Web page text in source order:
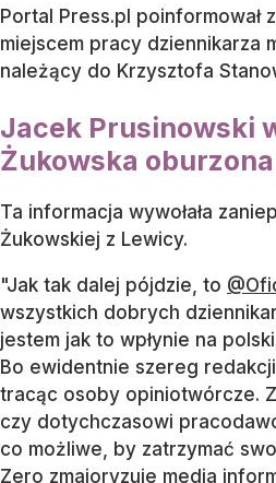
Portal Press.pl poinformował
miejscem pracy dziennikarza
należący do Krzysztofa
Jacek Prusinowski
Żukowska oburzona
Ta informacja wywołała
Żukowskiej z Lewicy.
"Jak tak dalej pójdzie, to
wszystkich dobrych
jestem jak to wpłynie na
Bo ewidentnie szereg redakcji
tracąc osoby opiniotwórcze.
czy dotychczasowi
co możliwe, by zatrzymać
Zero zmajoryzuje media